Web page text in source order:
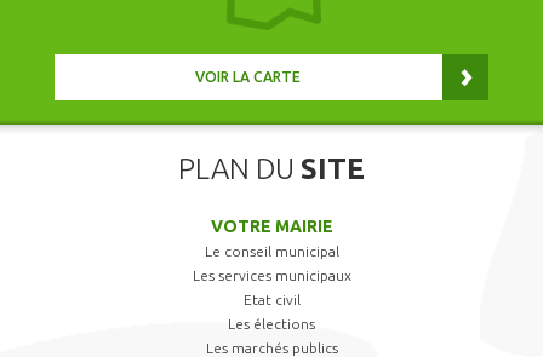
VOIR LA CARTE
PLAN DU SITE
VOTRE MAIRIE
Le conseil municipal
Les services municipaux
Etat civil
Les élections
Les marchés publics